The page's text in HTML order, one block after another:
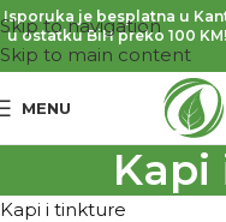
Skip to navigation
Skip to main content
Isporuka je besplatna u
u ostatku BiH preko 100
MENU
Kapi i tinkture